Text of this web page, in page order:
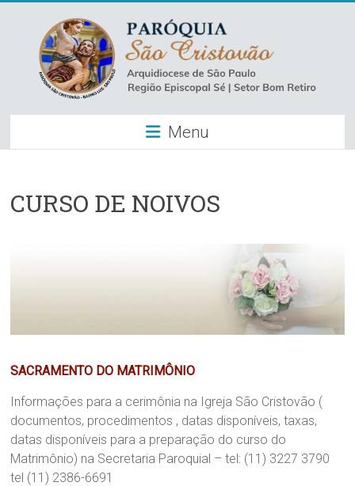
content
Paróquia
São
–
Episcopal
Sé
–
Setor
Bom
Retiro
Menu
CURSO DE NOIVOS
SACRAMENTO DO MATRIMÔNIO
Informações para a cerimônia na Igreja São Cristovão (
documentos, procedimentos , datas disponíveis, taxas,
datas disponíveis para a preparação do curso do
Matrimônio) na Secretaria Paroquial – tel: (11) 3227 3790
tel (11) 2386-6691